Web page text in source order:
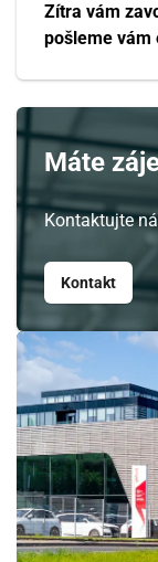
Zítra vám
pošleme vám
Máte
Kontaktujte
Kontakt
17 18
24 25
31 1